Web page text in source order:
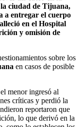
ciudad de Tijuana,
a entregar el cuerpo
en el Hospital
y omisión de
sobre los
en casos de posible
menor ingresó al
críticas y perdió la
reportaron que
lo que derivó en la